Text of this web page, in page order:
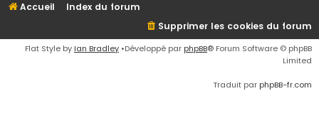
Accueil
Index du forum
Supprimer les cookies du forum
Flat Style by Ian Bradley •Développé par phpBB® Forum Software © phpBB
Limited
Traduit par phpBB-fr.com